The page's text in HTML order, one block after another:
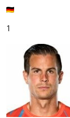
Лига
Все
Рейтинги
1